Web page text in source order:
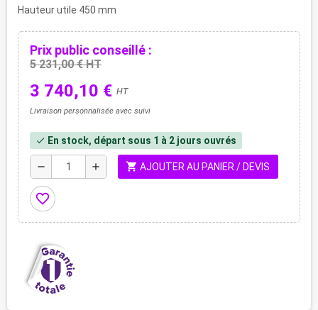
Hauteur utile 450 mm
Prix public conseillé :
5 231,00 € HT
3 740,10 € HT
Livraison personnalisée avec suivi
check En stock, départ sous 1 à 2 jours ouvrés
remove add shopping_cart AJOUTER AU PANIER / DEVIS
favorite_border